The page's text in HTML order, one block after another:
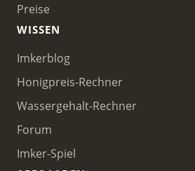
Preise
WISSEN
Imkerblog
Honigpreis-Rechner
Wassergehalt-Rechner
Forum
Imker-Spiel